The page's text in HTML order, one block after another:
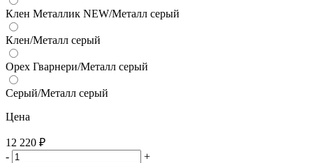
Клен Металлик NEW/Металл серый
Клен/Металл серый
Орех Гварнери/Металл серый
Серый/Металл серый
Цена
12 220 ₽
-
+